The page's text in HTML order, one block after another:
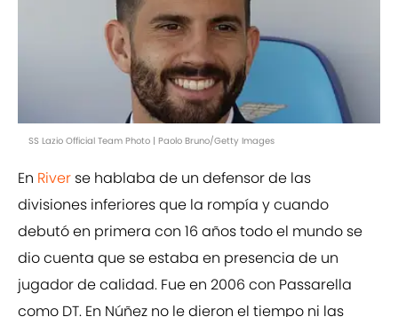
SS Lazio Official Team Photo | Paolo Bruno/Getty Images
En River se hablaba de un defensor de las
divisiones inferiores que la rompía y cuando
debutó en primera con 16 años todo el mundo se
dio cuenta que se estaba en presencia de un
jugador de calidad. Fue en 2006 con Passarella
como DT. En Núñez no le dieron el tiempo ni las